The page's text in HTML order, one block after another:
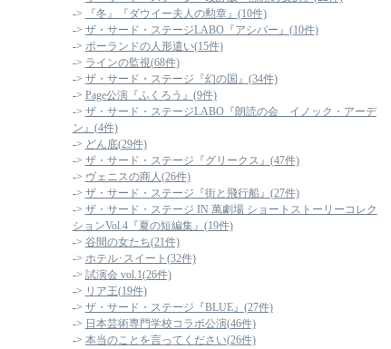
->
『冬』『ダウイー夫人の勲章』(10件)
-> ザ・サード・ステージLABO『アシバー』(10件)
-> ポーランドの人形遣い(15件)
-> ラインの監視(68件)
-> ザ・サード・ステージ『幻の国』(34件)
-> Page公演『ふくろう』(9件)
-> ザ・サード・ステージLABO『朗読の会 イノック・アーデ
ン』(4件)
-> どん底(29件)
-> ザ・サード・ステージ『グリークス』(47件)
-> ヴェニスの商人(26件)
-> ザ・サード・ステージ『街と飛行船』(27件)
-> ザ・サード・ステージ IN 萬劇場 ショートストーリーコレク
ションVol.4『夏の短編集』(19件)
-> 谷間の女たち(21件)
-> ホテル･スイート(32件)
-> 試演会 vol.1(26件)
-> リア王(19件)
-> ザ・サード・ステージ『BLUE』(27件)
-> 日本芸術専門学校コラボ公演(46件)
-> 本当のことを言ってください(26件)